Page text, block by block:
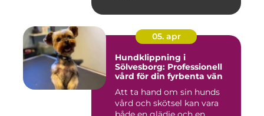
05. apr
Hundklippning i
Sölvesborg: Professionell
vård för din fyrbenta vän
Att ta hand om sin hunds
vård och skötsel kan vara